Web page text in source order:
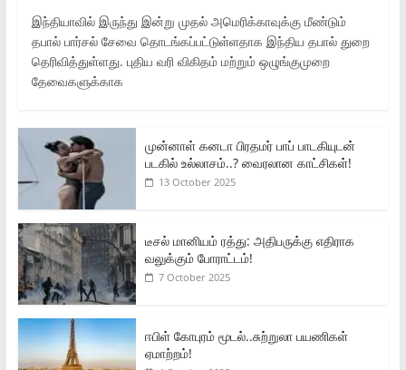
இந்தியாவில் இருந்து இன்று முதல் அமெரிக்காவுக்கு மீண்டும்
தபால் பார்சல் சேவை தொடங்கப்பட்டுள்ளதாக இந்திய தபால் துறை
தெரிவித்துள்ளது. புதிய வரி விகிதம் மற்றும் ஒழுங்குமுறை
தேவைகளுக்காக
முன்னாள் கனடா பிரதமர் பாப் பாடகியுடன்
படகில் உல்லாசம்..? வைரலான காட்சிகள்!
13 October 2025
டீசல் மானியம் ரத்து: அதிபருக்கு எதிராக
வலுக்கும் போராட்டம்!
7 October 2025
ஈபிள் கோபுரம் மூடல்..சுற்றுலா பயணிகள்
ஏமாற்றம்!